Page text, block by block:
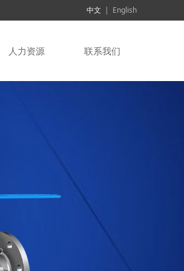
中文 | English
人力资源 联系我们